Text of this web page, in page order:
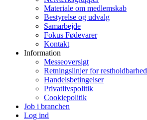
Materiale om medlemskab
Bestyrelse og udvalg
Samarbejde
Fokus Fødevarer
Kontakt
Information
Messeoversigt
Retningslinjer for restholdbarhed
Handelsbetingelser
Privatlivspolitik
Cookiepolitik
Job i branchen
Log ind